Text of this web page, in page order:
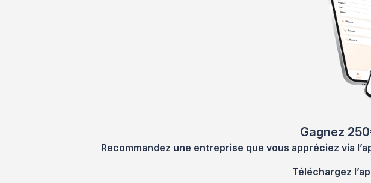
Gagnez
Recommandez une entreprise que vous appréciez via
Téléchargez